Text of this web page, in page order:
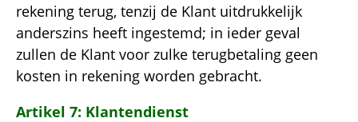
rekening terug, tenzij de Klant uitdrukkelijk
anderszins heeft ingestemd; in ieder geval
zullen de Klant voor zulke terugbetaling geen
kosten in rekening worden gebracht.
Artikel 7: Klantendienst